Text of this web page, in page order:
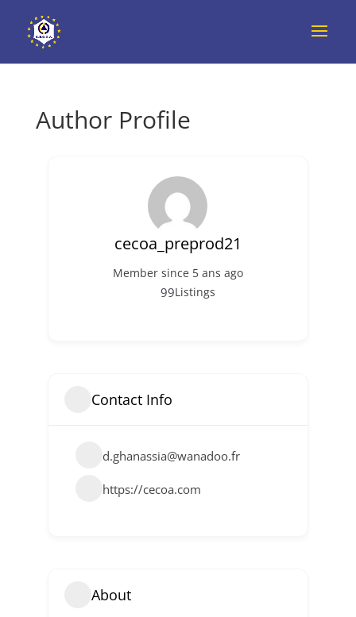
Author Profile
cecoa_preprod21
Member since 5 ans ago
99Listings
Contact Info
d.ghanassia@wanadoo.fr
https://cecoa.com
About